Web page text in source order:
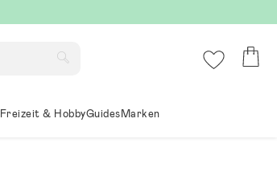
Freizeit & HobbyGuidesMarken